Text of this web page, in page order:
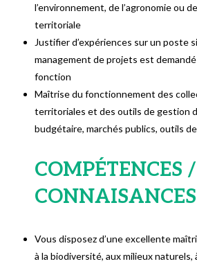
l’environnement, de l’agronomie ou
territoriale
Justifier d’expériences sur un poste
management de projets est
fonction
Maîtrise du fonctionnement des
territoriales et des outils de gestion
budgétaire, marchés publics, outils
COMPÉTENCES /
CONNAISANCES
Vous disposez d’une excellente
à la biodiversité, aux milieux naturels,